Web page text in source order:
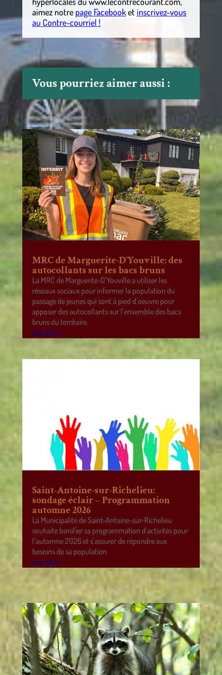
aimez notre page Facebooket inscrivez-vous
au Contre-courriel !
Vous pourriez aimer aussi :
MRC de Marguerite-D’Youville: des
autocollants sur les bacs bruns
La MRC de Marguerite-D’Youville a utiliser les
réseaux sociaux pour informer la population du
passage de jeunes qui sont à pied d’oeuvre pour
apposer des autocollants sur l’ensemble des bacs
bruns du territoire.
lire plus
Saint-Antoine-sur-Richelieu:
sondage éclair – Programmation
automne 2026
La Municipalité de Saint-Antoine-sur-Richelieu
souhaite bonifier sa programmation d’activités pour
l’automne 2026 et s’assurer de répondre aux
besoins de sa population.
lire plus